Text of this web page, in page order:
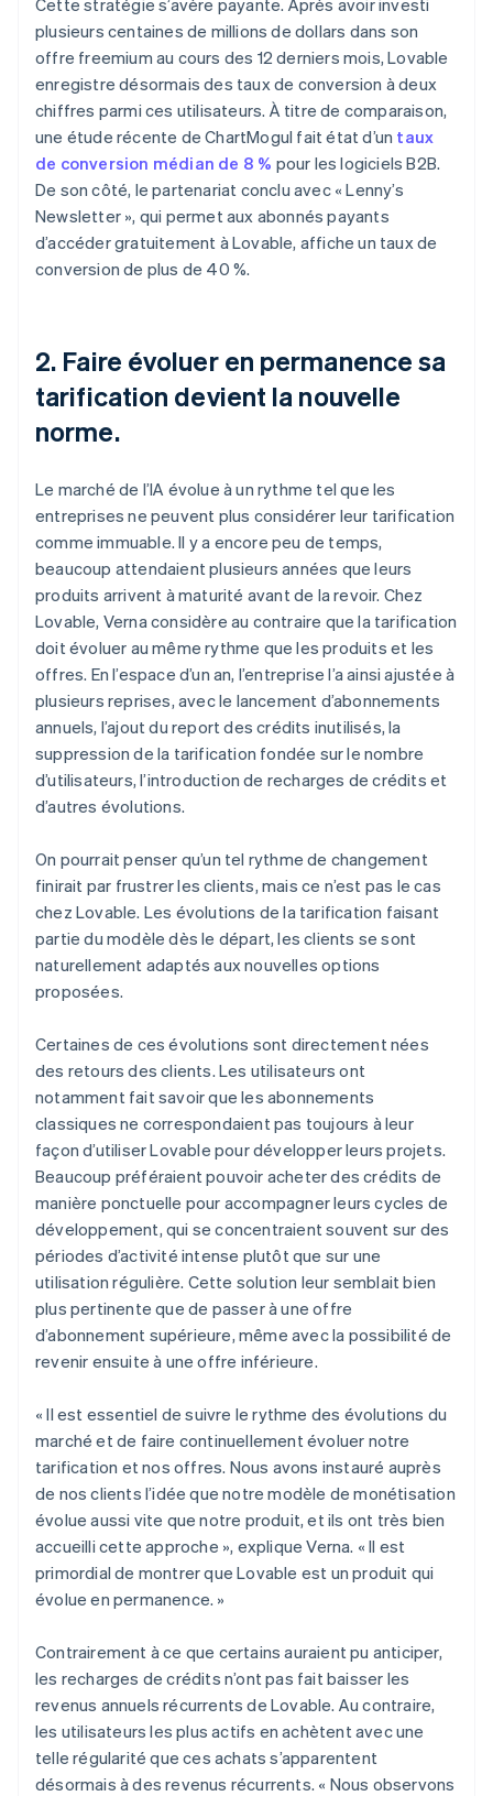
plusieurs centaines de millions de dollars dans son
offre freemium au cours des 12 derniers mois, Lovable
enregistre désormais des taux de conversion à deux
chiffres parmi ces utilisateurs. À titre de comparaison,
une étude récente de ChartMogul fait état d’un taux
de conversion médian de 8 % pour les logiciels B2B.
De son côté, le partenariat conclu avec « Lenny’s
Newsletter », qui permet aux abonnés payants
d’accéder gratuitement à Lovable, affiche un taux de
conversion de plus de 40 %.
2. Faire évoluer en permanence sa
tarification devient la nouvelle
norme.
Le marché de l’IA évolue à un rythme tel que les
entreprises ne peuvent plus considérer leur tarification
comme immuable. Il y a encore peu de temps,
beaucoup attendaient plusieurs années que leurs
produits arrivent à maturité avant de la revoir. Chez
Lovable, Verna considère au contraire que la tarification
doit évoluer au même rythme que les produits et les
offres. En l’espace d’un an, l’entreprise l’a ainsi ajustée à
plusieurs reprises, avec le lancement d’abonnements
annuels, l’ajout du report des crédits inutilisés, la
suppression de la tarification fondée sur le nombre
d’utilisateurs, l’introduction de recharges de crédits et
d’autres évolutions.
On pourrait penser qu’un tel rythme de changement
finirait par frustrer les clients, mais ce n’est pas le cas
chez Lovable. Les évolutions de la tarification faisant
partie du modèle dès le départ, les clients se sont
naturellement adaptés aux nouvelles options
proposées.
Certaines de ces évolutions sont directement nées
des retours des clients. Les utilisateurs ont
notamment fait savoir que les abonnements
classiques ne correspondaient pas toujours à leur
façon d’utiliser Lovable pour développer leurs projets.
Beaucoup préféraient pouvoir acheter des crédits de
manière ponctuelle pour accompagner leurs cycles de
développement, qui se concentraient souvent sur des
périodes d’activité intense plutôt que sur une
utilisation régulière. Cette solution leur semblait bien
plus pertinente que de passer à une offre
d’abonnement supérieure, même avec la possibilité de
revenir ensuite à une offre inférieure.
« Il est essentiel de suivre le rythme des évolutions du
marché et de faire continuellement évoluer notre
tarification et nos offres. Nous avons instauré auprès
de nos clients l’idée que notre modèle de monétisation
évolue aussi vite que notre produit, et ils ont très bien
accueilli cette approche », explique Verna. « Il est
primordial de montrer que Lovable est un produit qui
évolue en permanence. »
Contrairement à ce que certains auraient pu anticiper,
les recharges de crédits n’ont pas fait baisser les
revenus annuels récurrents de Lovable. Au contraire,
les utilisateurs les plus actifs en achètent avec une
telle régularité que ces achats s’apparentent
désormais à des revenus récurrents. « Nous observons